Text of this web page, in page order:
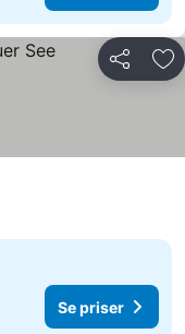
Del
Se priser